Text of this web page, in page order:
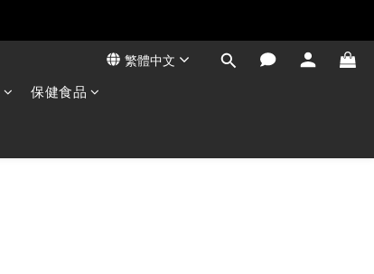
繁體中文
保健食品